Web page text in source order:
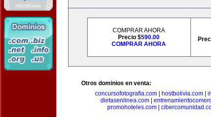
COMPRAR AHORA
Precio $590.00
COMPRAR AHORA
Otros dominios en venta:
concursofotografia.com| hostbolivia.com|
dietasenlinea.com|
promohoteles.com